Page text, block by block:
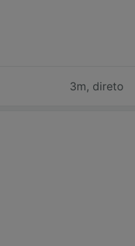
3m, direto